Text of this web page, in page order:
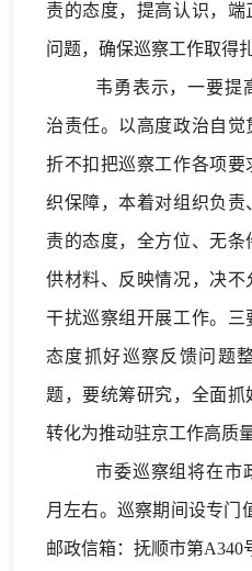
责的态度，提高认识，
问题，确保巡察工作取得
韦勇表示，一要提
治责任。以高度政治自
折不扣把巡察工作各项要
织保障，本着对组织负责
责的态度，全方位、无
供材料、反映情况，决
干扰巡察组开展工作。
态度抓好巡察反馈问题
题，要统筹研究，全面
转化为推动驻京工作高质
市委巡察组将在市
月左右。 巡察期间设专门
邮政信箱：抚顺市第A340